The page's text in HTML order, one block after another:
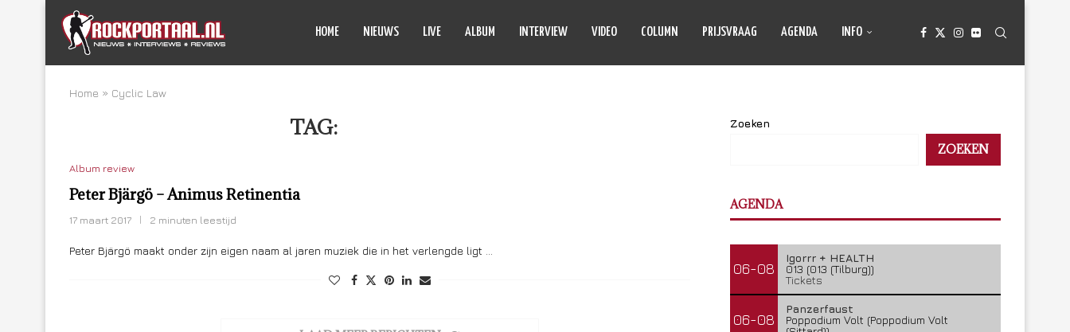
HOME NIEUWS LIVE ALBUM INTERVIEW VIDEO COLUMN PRIJSVRAAG AGENDA INFO
Home » Cyclic Law
TAG:
Album review
Peter Bjärgö – Animus Retinentia
17 maart 2017 2 minuten leestijd
Peter Bjärgö maakt onder zijn eigen naam al jaren muziek die in het verlengde ligt …
Zoeken
ZOEKEN
AGENDA
06-08
Igorrr + HEALTH
013 (013 (Tilburg))
Tickets
06-08
Panzerfaust
Poppodium Volt (Poppodium Volt